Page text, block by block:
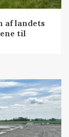
af landets
til